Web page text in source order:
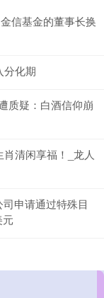
信基金的董事长换
分化期
质疑：白酒信仰崩
清闲享福！_龙人
申请通过特殊目
元